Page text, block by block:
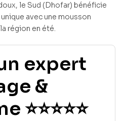
le Sud (Dhofar) bénéficie
avec une mousson
région en été.
expert
&
⭐⭐⭐⭐⭐